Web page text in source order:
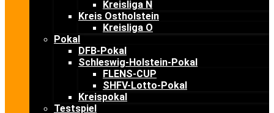
Kreisliga N
Kreis Ostholstein
Kreisliga O
Pokal
DFB-Pokal
Schleswig-Holstein-Pokal
FLENS-CUP
SHFV-Lotto-Pokal
Kreispokal
Testspiel